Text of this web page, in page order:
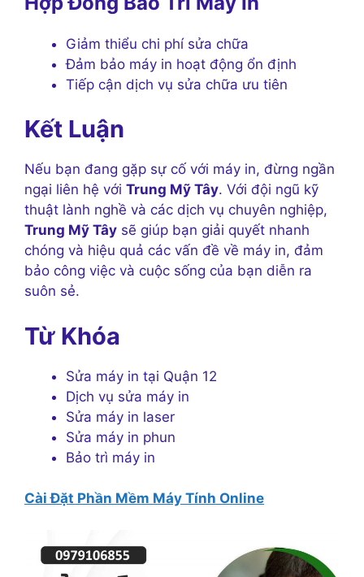
Giảm thiểu chi phí sửa chữa
Đảm bảo máy in hoạt động ổn định
Tiếp cận dịch vụ sửa chữa ưu tiên
Kết Luận
Nếu bạn đang gặp sự cố với máy in, đừng ngần
ngại liên hệ với Trung Mỹ Tây. Với đội ngũ kỹ
thuật lành nghề và các dịch vụ chuyên nghiệp,
Trung Mỹ Tây sẽ giúp bạn giải quyết nhanh
chóng và hiệu quả các vấn đề về máy in, đảm
bảo công việc và cuộc sống của bạn diễn ra
suôn sẻ.
Từ Khóa
Sửa máy in tại Quận 12
Dịch vụ sửa máy in
Sửa máy in laser
Sửa máy in phun
Bảo trì máy in
Cài Đặt Phần Mềm Máy Tính Online